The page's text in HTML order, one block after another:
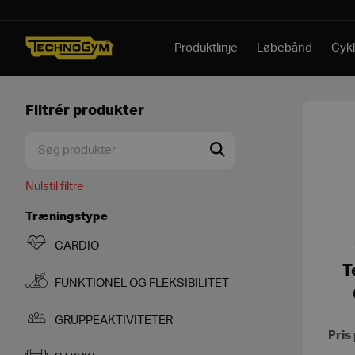
Produktlinje Løbebånd
Filtrér produkter
Nulstil filtre
Træningstype
CARDIO
FUNKTIONEL OG FLEKSIBILITET
GRUPPEAKTIVITETER